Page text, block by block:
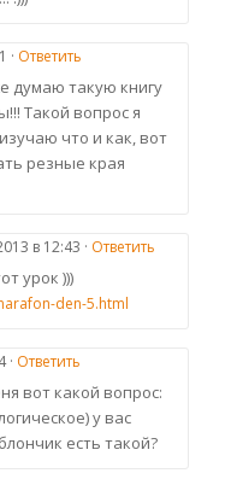
· Ответить
думаю такую книгу
Такой вопрос я
что и как, вот
резные края
в 12:43 · Ответить
урок )))
den-5.html
· Ответить
вот какой вопрос:
у вас
есть такой?